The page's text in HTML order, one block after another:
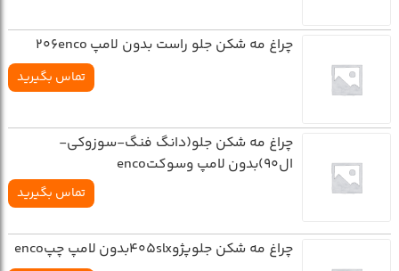
چراغ مه شکن جلو راست بدون لامپ 206enco
تماس بگیرید
چراغ مه شکن جلو(دانگ فنگ-سوزوکي-
ال90)بدون لامپ وسوکتenco
تماس بگیرید
چراغ مه شکن جلوپژو405slxبدون لامپ چپenco